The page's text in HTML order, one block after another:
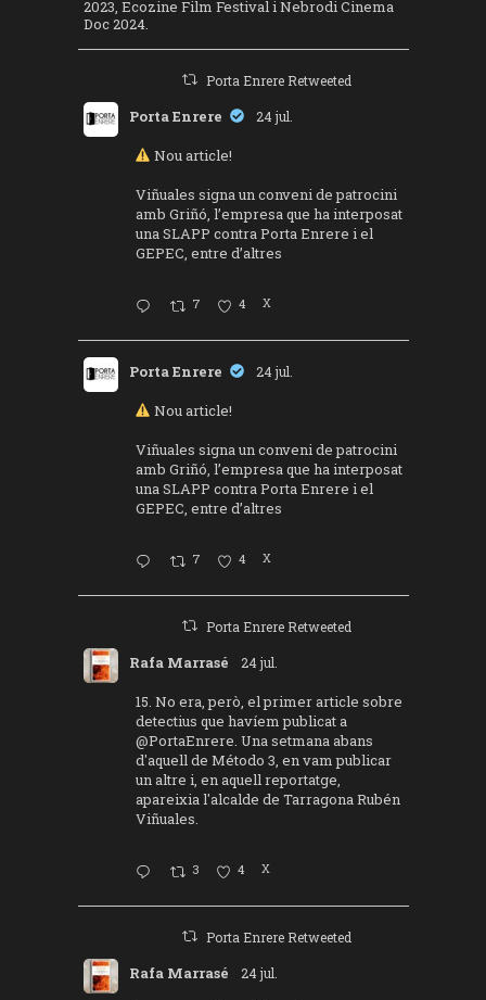
2023, Ecozine Film Festival i Nebrodi Cinema
Doc 2024.
Porta Enrere Retweeted
Porta Enrere 24 jul.
Nou article!
Viñuales signa un conveni de patrocini
amb Griñó, l’empresa que ha interposat
una SLAPP contra Porta Enrere i el
GEPEC, entre d’altres
7 4 X
Porta Enrere 24 jul.
Nou article!
Viñuales signa un conveni de patrocini
amb Griñó, l’empresa que ha interposat
una SLAPP contra Porta Enrere i el
GEPEC, entre d’altres
7 4 X
Porta Enrere Retweeted
Rafa Marrasé 24 jul.
15. No era, però, el primer article sobre
detectius que havíem publicat a
@PortaEnrere. Una setmana abans
d'aquell de Método 3, en vam publicar
un altre i, en aquell reportatge,
apareixia l'alcalde de Tarragona Rubén
Viñuales.
3 4 X
Porta Enrere Retweeted
Rafa Marrasé 24 jul.